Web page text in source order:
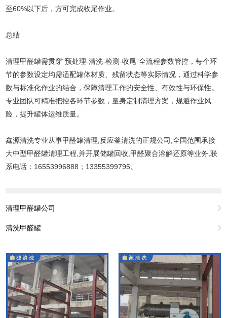
至60%以下后，方可完成收尾作业。
总结
清理甲醛罐需贯穿“预处理-清洗-检测-收尾”全流程参数管控，每个环
节的参数设定均需适配罐体材质、残留状态等实际情况，通过科学参
数与标准化作业的结合，保障清理工作的安全性、有效性与环保性。
专业团队可精准把控各环节参数，量身定制清理方案，规避作业风
险，提升罐体运维质量。
鑫源清洗专业从事甲醛罐清理,反应釜清洗的正规公司,全国范围承接
大中型甲醛罐清理工程,并开展储罐回收,甲醛聚合溶解还原等业务,联
系电话：16553996888；13355399795。
清理甲醛罐公司
清洗甲醛罐